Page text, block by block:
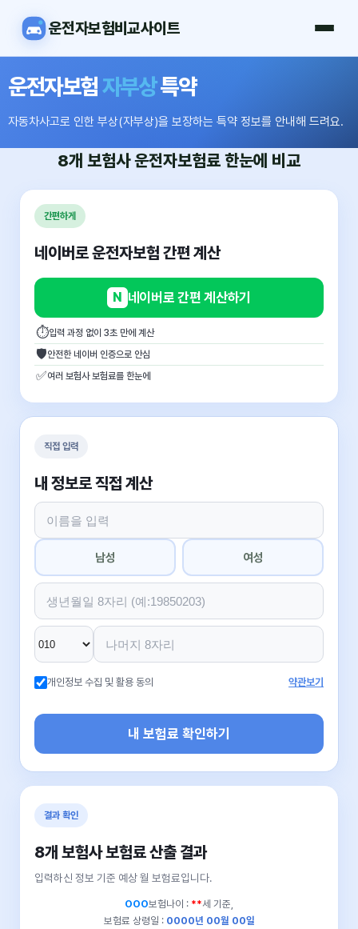
운전자보험비교사이트
운전자보험자부상특약
자동차사고로 인한 부상(자부상)을 보장하는 특약 정보를 안내해 드려요.
8개 보험사운전자보험료 한눈에 비교
간편하게
네이버로 운전자보험 간편 계산
N 네이버로 간편 계산하기
⏱입력 과정 없이 3초 만에 계산
🛡안전한 네이버 인증으로 안심
✅여러 보험사 보험료를 한눈에
직접 입력
내 정보로 직접 계산
남성 여성
개인정보 수집 및 활용 동의 약관보기
내 보험료 확인하기
결과 확인
8개 보험사 보험료 산출 결과
입력하신 정보 기준 예상 월 보험료입니다.
OOO보험나이 : **세 기준,
보험료 상령일 : 0000년 00월 00일